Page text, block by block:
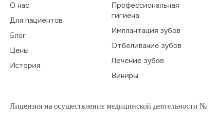
О нас
Для пациентов
Блог
Цены
История
Профессиональная
гигиена
Имплантация зубов
Отбеливание зубов
Лечение зубов
Виниры
Лицензия на осуществление медицинской деятельности №